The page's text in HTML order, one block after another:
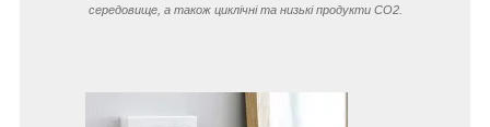
середовище, а також циклічні та низькі продукти CO2.